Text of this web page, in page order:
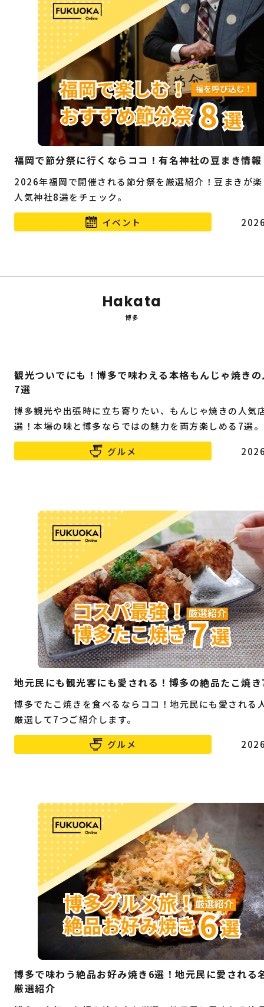
福岡で節分祭に行くならココ！有名神社の豆まき情報
2026年福岡で開催される節分祭を厳選紹介！豆まきが
人気神社8選をチェック。
イベント
Hakata
博多
観光ついでにも！博多で味わえる本格もんじゃ焼き
7選
博多観光や出張時に立ち寄りたい、もんじゃ焼きの人気
選！本場の味と博多ならではの魅力を両方楽しめる7選。
グルメ
地元民にも観光客にも愛される！博多の絶品たこ焼
博多でたこ焼きを食べるならココ！地元民にも愛される
厳選して7つご紹介します。
グルメ
博多で味わう絶品お好み焼き6選！地元民に愛される
厳選紹介